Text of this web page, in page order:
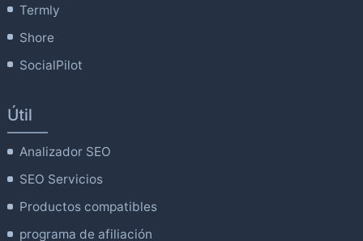
Termly
Shore
SocialPilot
Útil
Analizador SEO
SEO Servicios
Productos compatibles
programa de afiliación